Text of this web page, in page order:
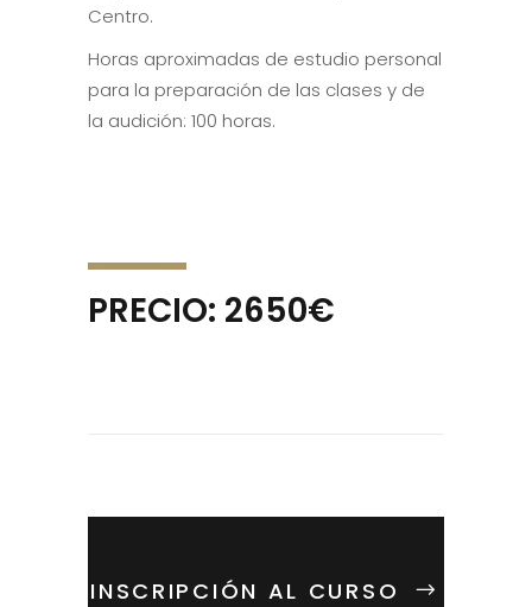
Centro.
Horas aproximadas de estudio personal
para la preparación de las clases y de
la audición: 100 horas.
PRECIO: 2650€
INSCRIPCIÓN AL CURSO